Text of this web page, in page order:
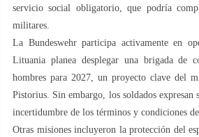
servicio social obligatorio, que podría
militares.
La Bundeswehr participa activamente en
Lituania planea desplegar una brigada de
hombres para 2027, un proyecto clave del
Pistorius. Sin embargo, los soldados expresan
incertidumbre de los términos y condiciones
Otras misiones incluyeron la protección del